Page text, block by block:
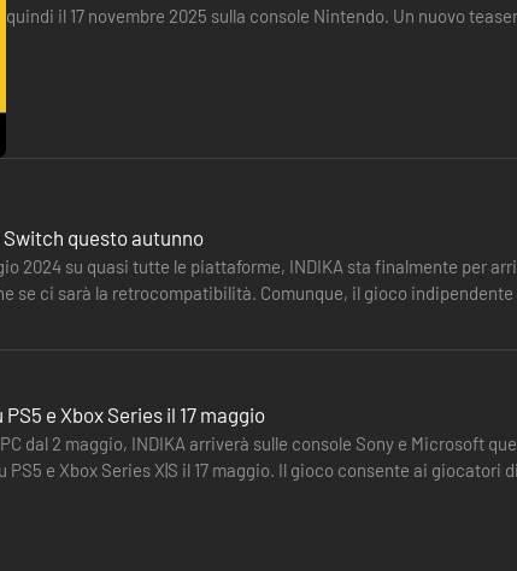
testimonia la follia musicale del compositore Mike Sabadash.
quindi il 17 novembre 2025 sulla console Nintendo. Un nuovo
Switch questo autunno
2024 su quasi tutte le piattaforme, INDIKA sta finalmente per
se ci sarà la retrocompatibilità. Comunque, il gioco
PS5 e Xbox Series il 17 maggio
dal 2 maggio, INDIKA arriverà sulle console Sony e Microsoft
PS5 e Xbox Series X|S il 17 maggio. Il gioco consente ai